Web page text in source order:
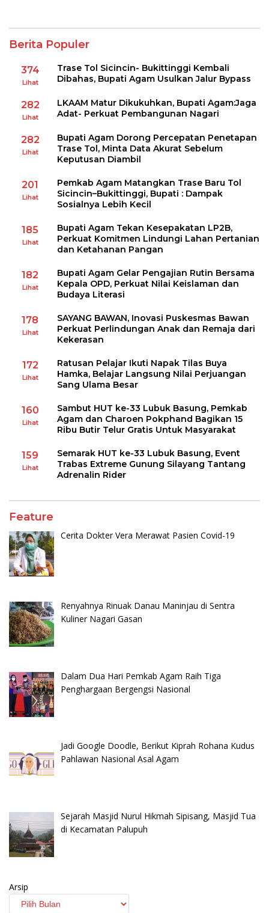
Berita Populer
374
Lihat
Trase Tol Sicincin- Bukittinggi Kembali
Dibahas, Bupati Agam Usulkan Jalur Bypass
282
Lihat
LKAAM Matur Dikukuhkan, Bupati Agam:Jaga
Adat- Perkuat Pembangunan Nagari
282
Lihat
Bupati Agam Dorong Percepatan Penetapan
Trase Tol, Minta Data Akurat Sebelum
Keputusan Diambil
201
Lihat
Pemkab Agam Matangkan Trase Baru Tol
Sicincin–Bukittinggi, Bupati : Dampak
Sosialnya Lebih Kecil
185
Lihat
Bupati Agam Tekan Kesepakatan LP2B,
Perkuat Komitmen Lindungi Lahan Pertanian
dan Ketahanan Pangan
182
Lihat
Bupati Agam Gelar Pengajian Rutin Bersama
Kepala OPD, Perkuat Nilai Keislaman dan
Budaya Literasi
178
Lihat
SAYANG BAWAN, Inovasi Puskesmas Bawan
Perkuat Perlindungan Anak dan Remaja dari
Kekerasan
172
Lihat
Ratusan Pelajar Ikuti Napak Tilas Buya
Hamka, Belajar Langsung Nilai Perjuangan
Sang Ulama Besar
160
Lihat
Sambut HUT ke-33 Lubuk Basung, Pemkab
Agam dan Charoen Pokphand Bagikan 15
Ribu Butir Telur Gratis Untuk Masyarakat
159
Lihat
Semarak HUT ke-33 Lubuk Basung, Event
Trabas Extreme Gunung Silayang Tantang
Adrenalin Rider
Feature
Cerita Dokter Vera Merawat Pasien Covid-19
Renyahnya Rinuak Danau Maninjau di Sentra
Kuliner Nagari Gasan
Dalam Dua Hari Pemkab Agam Raih Tiga
Penghargaan Bergengsi Nasional
Jadi Google Doodle, Berikut Kiprah Rohana Kudus
Pahlawan Nasional Asal Agam
Sejarah Masjid Nurul Hikmah Sipisang, Masjid Tua
di Kecamatan Palupuh
Arsip